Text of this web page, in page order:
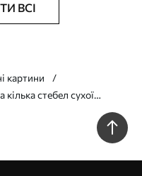
ВСІ
картини
стебел сухої